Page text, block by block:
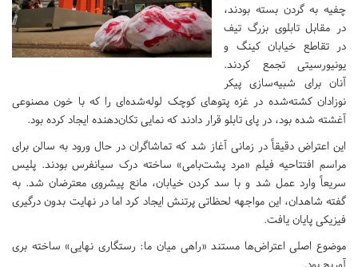
چفیه به گردن بسته بودند،
در مقابل تابلوی بزرگ تیف
در تقاطع خیابان کینگ و
یونیورسیتی تجمع کردند.
آنان برای شبیه‌سازی پیکر
نوزادان کشته‌شده در غزه پتوهای کوچک لوله‌شده‌ای را که با خون مصنوعی
آغشته شده بود، در پای تابلو قرار دادند که نمایی تکان‌دهنده ایجاد کرده بود.
این اعتراض دقیقاً در زمانی آغاز شد که تماشاگران در حال ورود به سالن‌ برای
مراسم افتتاحیه فیلم «مرد پشت‌بامی» ساخته درک سیانفرس بودند. پلیس
سریعاً وارد عمل شد و با سد کردن خیابان، مانع پیشروی معترضان شد. به
گفته شاهدان، این مواجهه لحظاتی پرتنش ایجاد کرد اما در نهایت بدون درگیری
فیزیکی پایان یافت.
موضوع اصلی اعتراض‌ها مستند «راهی میان ما: رستگاری نهایی» ساخته بری